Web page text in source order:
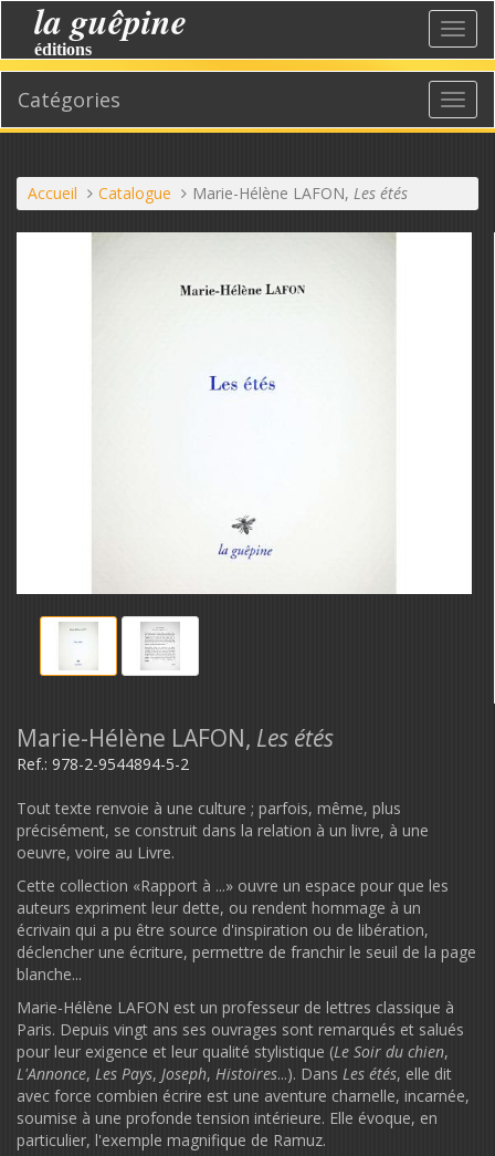
contenu
la
la guêpine
éditions
le
Catégories
Vous
êtes
ici :
Accueil Catalogue Marie-Hélène LAFON, Les étés
Marie-Hélène LAFON, Les étés
Ref.: 978-2-9544894-5-2
Tout texte renvoie à une culture ; parfois, même, plus
précisément, se construit dans la relation à un livre, à une
oeuvre, voire au Livre.
Cette collection «Rapport à ...» ouvre un espace pour que les
auteurs expriment leur dette, ou rendent hommage à un
écrivain qui a pu être source d'inspiration ou de libération,
déclencher une écriture, permettre de franchir le seuil de la page
blanche...
Marie-Hélène LAFON est un professeur de lettres classique à
Paris. Depuis vingt ans ses ouvrages sont remarqués et salués
pour leur exigence et leur qualité stylistique (Le Soir du chien,
L'Annonce, Les Pays, Joseph, Histoires...). Dans Les étés, elle dit
avec force combien écrire est une aventure charnelle, incarnée,
soumise à une profonde tension intérieure. Elle évoque, en
particulier, l'exemple magnifique de Ramuz.